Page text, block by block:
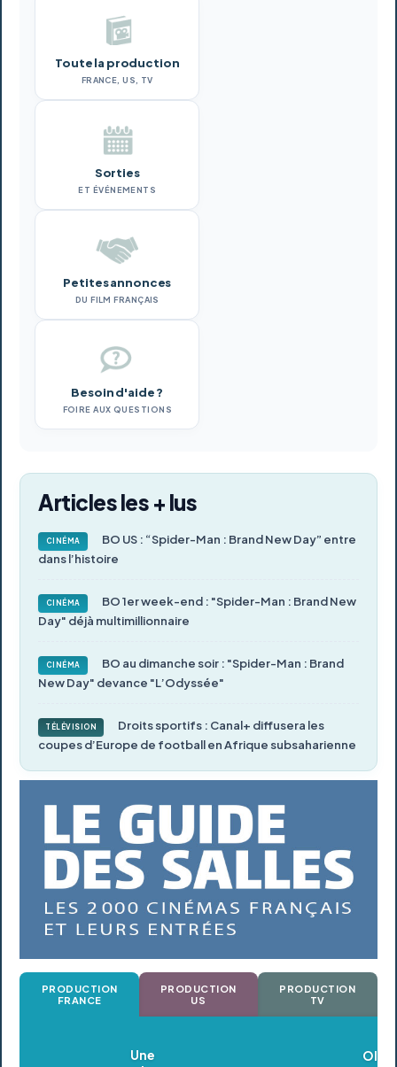
Toute la production
FRANCE, US, TV
Sorties
ET ÉVÉNEMENTS
Petites annonces
DU FILM FRANÇAIS
Besoin d'aide ?
FOIRE AUX QUESTIONS
Articles les + lus
CINÉMA
BO US : “Spider-Man : Brand New Day” entre
dans l’histoire
CINÉMA
BO 1er week-end : "Spider-Man : Brand New
Day" déjà multimillionnaire
CINÉMA
BO au dimanche soir : "Spider-Man : Brand
New Day" devance "L’Odyssée"
TÉLÉVISION
Droits sportifs : Canal+ diffusera les
coupes d’Europe de football en Afrique subsaharienne
PRODUCTION
FRANCE
PRODUCTION
US
PRODUCTION
TV
Oldeupe